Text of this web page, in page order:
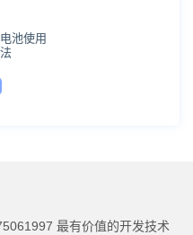
池使用
最有价值的开发技术